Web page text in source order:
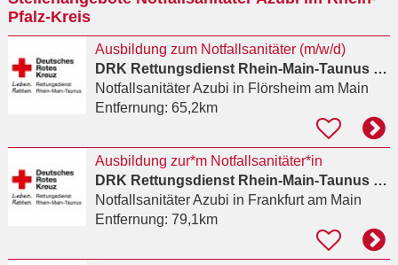
Pfalz-Kreis
Ausbildung zum Notfallsanitäter (m/w/d)
DRK Rettungsdienst Rhein-Main-Taunus gGmbH
Notfallsanitäter Azubi in Flörsheim am Main
Entfernung: 65,2km
Ausbildung zur*m Notfallsanitäter*in
DRK Rettungsdienst Rhein-Main-Taunus gGmbH
Notfallsanitäter Azubi in Frankfurt am Main
Entfernung: 79,1km